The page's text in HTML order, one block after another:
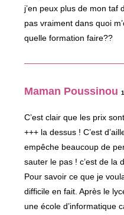
j’en peux plus de mon taf
pas vraiment dans quoi
quelle formation faire??
Maman Poussinou
C’est clair que les prix
+++ la dessus ! C’est
empêche beaucoup de
sauter le pas ! c’est de la
Pour savoir ce que je
difficile en fait. Après le
une école d’informatique